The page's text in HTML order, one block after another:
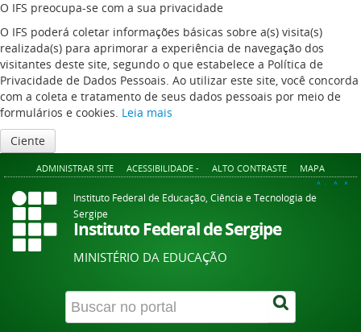
O IFS preocupa-se com a sua privacidade
O IFS poderá coletar informações básicas sobre a(s) visita(s)
realizada(s) para aprimorar a experiência de navegação dos
visitantes deste site, segundo o que estabelece a Política de
Privacidade de Dados Pessoais. Ao utilizar este site, você concorda
com a coleta e tratamento de seus dados pessoais por meio de
formulários e cookies. Leia mais
Ciente
ADMINISTRAR SITE ACESSIBILIDADE - ALTO CONTRASTE MAPA
A+ A A-
Instituto Federal de Educação, Ciência e Tecnologia de
Sergipe
Instituto Federal de Sergipe
MINISTÉRIO DA EDUCAÇÃO